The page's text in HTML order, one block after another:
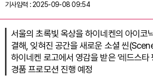
기사입력 : 2025-09-08 09:54
서울의 초록빛 옥상을 하이네켄의 아이코
결해, 잊혀진 공간을 새로운 소셜 씬
하이네켄 로고에서 영감을 받은 ‘레드스타
경품 프로모션 진행 예정